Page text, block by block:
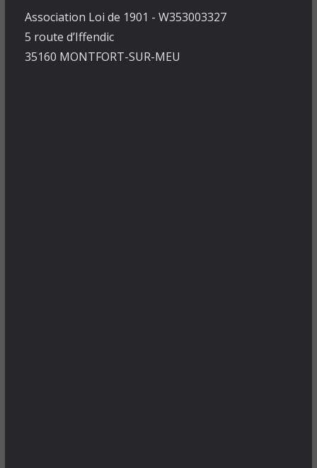
Association Loi de 1901 - W353003327
5 route d’Iffendic
35160 MONTFORT-SUR-MEU